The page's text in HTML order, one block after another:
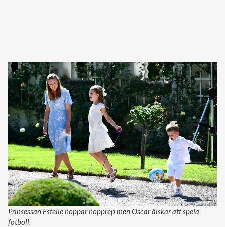
Prinsessan Estelle hoppar hopprep men Oscar älskar att spela
fotboll.